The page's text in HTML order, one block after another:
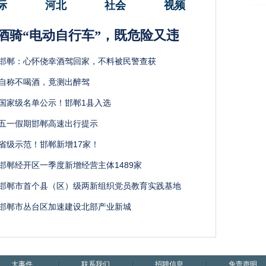
河北 社会 视频
骑“电动自行车”，既危险又违
郸：心怀侥幸酒驾回家，不料被民警查获
称不喝酒，竟测出醉驾
家级名单公示！邯郸1县入选
一假期邯郸高速出行提示
级示范！邯郸新增17家！
郸经开区一季度新增经营主体1489家
郸市首个县（区）级两新组织党员教育实践基地
郸市丛台区加速建设北部产业新城
大事件 联系我们 招聘信息 免责声明